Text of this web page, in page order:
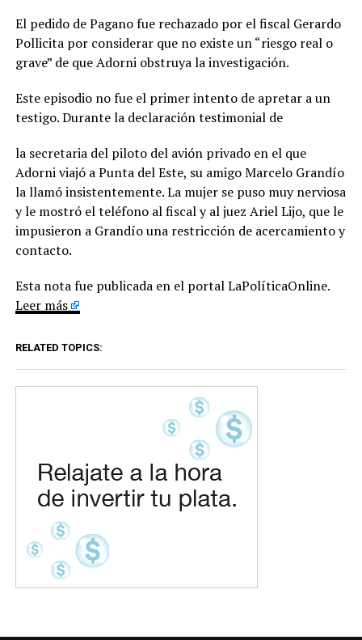
El pedido de Pagano fue rechazado por el fiscal Gerardo
Pollicita por considerar que no existe un “riesgo real o
grave” de que Adorni obstruya la investigación.
Este episodio no fue el primer intento de apretar a un
testigo. Durante la declaración testimonial de
la secretaria del piloto del avión privado en el que
Adorni viajó a Punta del Este, su amigo Marcelo Grandío
la llamó insistentemente. La mujer se puso muy nerviosa
y le mostró el teléfono al fiscal y al juez Ariel Lijo, que le
impusieron a Grandío una restricción de acercamiento y
contacto.
Esta nota fue publicada en el portal LaPolíticaOnline.
Leer más
RELATED TOPICS: